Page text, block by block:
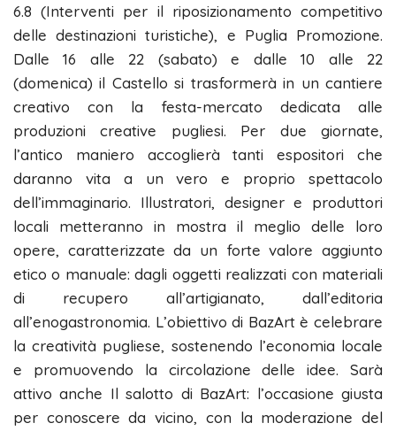
6.8 (Interventi per il riposizionamento competitivo
delle destinazioni turistiche), e Puglia Promozione.
Dalle 16 alle 22 (sabato) e dalle 10 alle 22
(domenica) il Castello si trasformerà in un cantiere
creativo con la festa-mercato dedicata alle
produzioni creative pugliesi. Per due giornate,
l’antico maniero accoglierà tanti espositori che
daranno vita a un vero e proprio spettacolo
dell’immaginario. Illustratori, designer e produttori
locali metteranno in mostra il meglio delle loro
opere, caratterizzate da un forte valore aggiunto
etico o manuale: dagli oggetti realizzati con materiali
di recupero all’artigianato, dall’editoria
all’enogastronomia. L’obiettivo di BazArt è celebrare
la creatività pugliese, sostenendo l’economia locale
e promuovendo la circolazione delle idee. Sarà
attivo anche Il salotto di BazArt: l’occasione giusta
per conoscere da vicino, con la moderazione del